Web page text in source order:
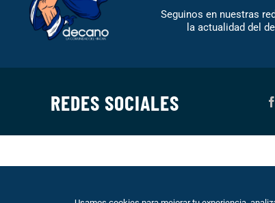
Seguinos en nuestras
la actualidad del
REDES SOCIALES
© 1999 – DECANO – La comunidad del hincha |